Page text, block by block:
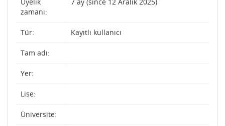
zamanı:
Tür: Kayıtlı kullanıcı
Tam adı:
Yer:
Lise:
Üniversite: